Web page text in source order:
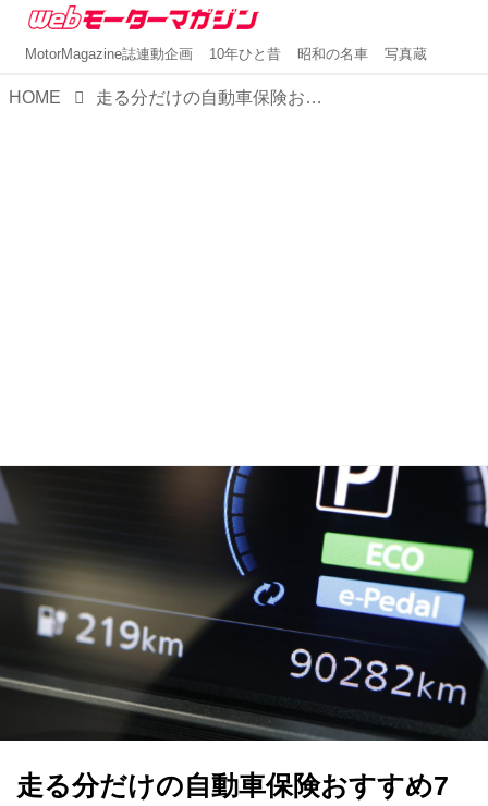
MotorMagazine誌連動企画 10年ひと昔 昭和の名車 写真蔵
HOME 走る分だけの自動車保険おすすめ7選！距離区分の比較表を公開！
走る分だけの自動車保険おすすめ7